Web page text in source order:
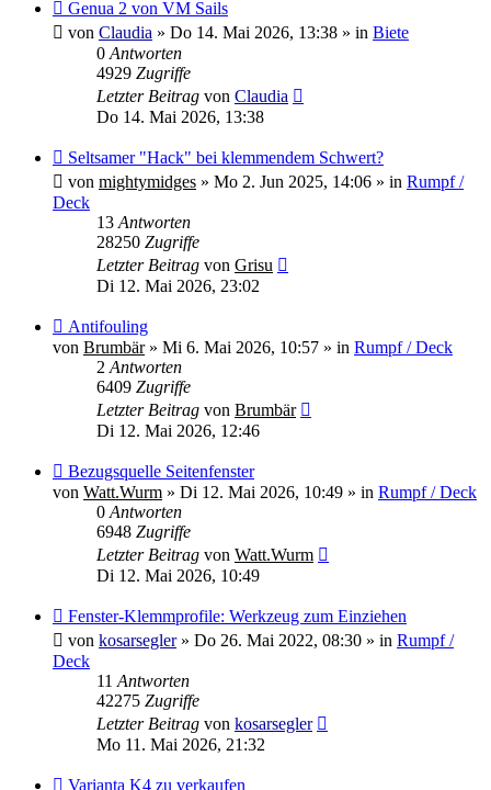
Beitrag
Genua 2 von VM Sails
von Claudia » Do 14. Mai 2026, 13:38 » in Biete
0 Antworten
4929 Zugriffe
Letzter Beitrag von Claudia
Do 14. Mai 2026, 13:38
Neuer
Seltsamer "Hack" bei klemmendem Schwert?
von mightymidges » Mo 2. Jun 2025, 14:06 » in Rumpf /
Deck
13 Antworten
28250 Zugriffe
Letzter Beitrag von Grisu
Di 12. Mai 2026, 23:02
Neuer
Beitrag
Antifouling
von Brumbär» Mi 6. Mai 2026, 10:57 » in Rumpf / Deck
2 Antworten
6409 Zugriffe
Letzter Beitrag von Brumbär
Di 12. Mai 2026, 12:46
Neuer
Beitrag
Bezugsquelle Seitenfenster
von Watt.Wurm » Di 12. Mai 2026, 10:49 » in Rumpf / Deck
0 Antworten
6948 Zugriffe
Letzter Beitrag von Watt.Wurm
Di 12. Mai 2026, 10:49
Neuer
Beitrag
Fenster-Klemmprofile: Werkzeug zum Einziehen
von kosarsegler» Do 26. Mai 2022, 08:30 » in Rumpf /
Deck
11 Antworten
42275 Zugriffe
Letzter Beitrag von kosarsegler
Mo 11. Mai 2026, 21:32
Neuer
Varianta K4 zu verkaufen